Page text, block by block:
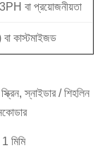
বা প্রয়োজনীয়তা
কাস্টমাইজড
স্ক্রিন, স্নাইডার / শিহলিন
মিমি